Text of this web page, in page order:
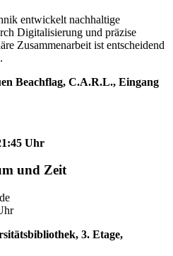
entwickelt nachhaltige
Digitalisierung und präzise
Zusammenarbeit ist entscheidend
Beachflag, C.A.R.L., Eingang
Uhr
und Zeit
3. Etage,